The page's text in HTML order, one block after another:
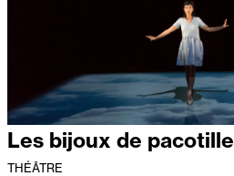
Les bijoux de pacotille
THÉÂTRE